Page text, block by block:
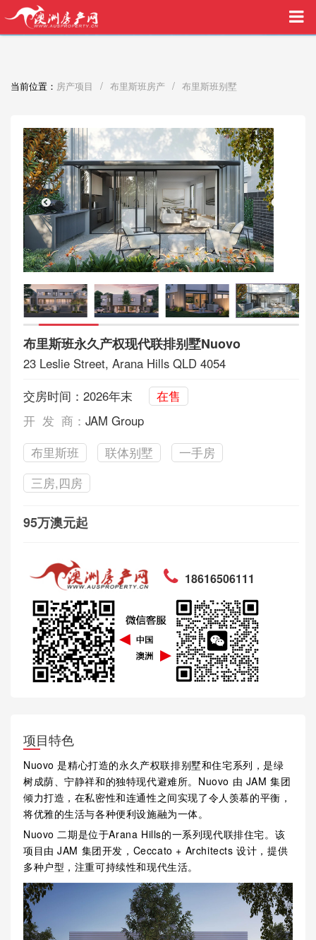
买家中介VIP服务，助您安心购房
当前位置： 房产项目 / 布里斯班房产 / 布里斯班别墅
布里斯班永久产权现代联排别墅Nuovo
23 Leslie Street, Arana Hills QLD 4054
交房时间：2026年末
在售
开 发 商： JAM Group
布里斯班
联体别墅
一手房
三房,四房
95万澳元起
18616506111
项目特色
Nuovo 是精心打造的永久产权联排别墅和住宅系列，是绿
树成荫、宁静祥和的独特现代避难所。Nuovo 由 JAM 集团
倾力打造，在私密性和连通性之间实现了令人羡慕的平衡，
将优雅的生活与各种便利设施融为一体。
Nuovo 二期是位于Arana Hills的一系列现代联排住宅。该
项目由 JAM 集团开发，Ceccato + Architects 设计，提供
多种户型，注重可持续性和现代生活。